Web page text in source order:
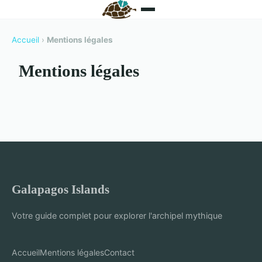
Accueil › Mentions légales
Mentions légales
Galapagos Islands
Votre guide complet pour explorer l'archipel mythique
AccueilMentions légalesContact